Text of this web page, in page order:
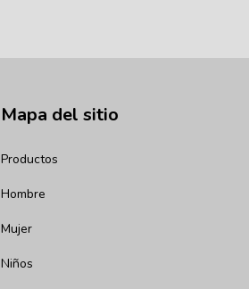
Mapa del sitio
Productos
Hombre
Mujer
Niños